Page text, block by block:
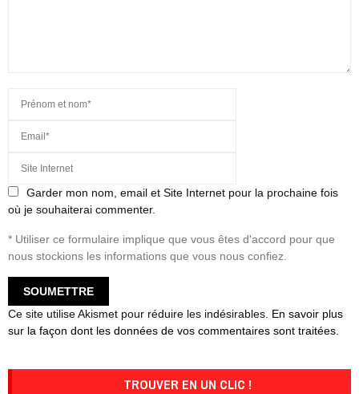
Garder mon nom, email et Site Internet pour la prochaine fois
où je souhaiterai commenter.
* Utiliser ce formulaire implique que vous êtes d'accord pour que
nous stockions les informations que vous nous confiez.
Ce site utilise Akismet pour réduire les indésirables. En savoir plus
sur la façon dont les données de vos commentaires sont traitées
TROUVER EN UN CLIC !